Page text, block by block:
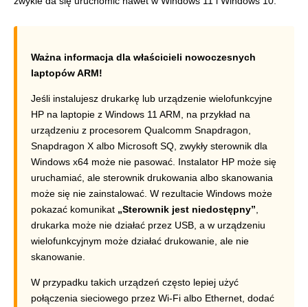
Ważna informacja dla właścicieli nowoczesnych
laptopów ARM!
Jeśli instalujesz drukarkę lub urządzenie wielofunkcyjne
HP na laptopie z Windows 11 ARM, na przykład na
urządzeniu z procesorem Qualcomm Snapdragon,
Snapdragon X albo Microsoft SQ, zwykły sterownik dla
Windows x64 może nie pasować. Instalator HP może się
uruchamiać, ale sterownik drukowania albo skanowania
może się nie zainstalować. W rezultacie Windows może
pokazać komunikat „Sterownik jest niedostępny”
drukarka może nie działać przez USB, a w urządzeniu
wielofunkcyjnym może działać drukowanie, ale nie
skanowanie.
W przypadku takich urządzeń często lepiej użyć
połączenia sieciowego przez Wi-Fi albo Ethernet, dodać